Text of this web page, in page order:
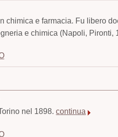
chimica e farmacia. Fu libero
e chimica (Napoli, Pironti,
nel 1898.continua